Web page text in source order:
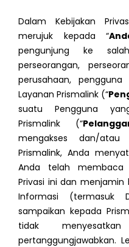
Dalam Kebijakan
merujuk kepada “
pengunjung ke
perseorangan,
perusahaan,
Layanan Prismalink (“
suatu Pengguna
Prismalink (“
mengakses dan/atau
Prismalink, Anda
Anda telah membaca
Privasi ini dan
Informasi (termasuk
sampaikan kepada
tidak
pertanggungjawabkan.